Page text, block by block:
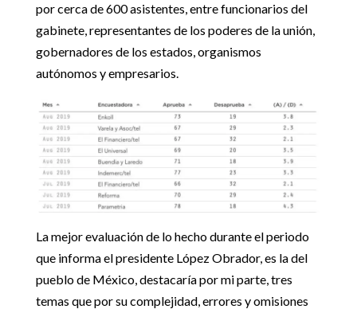
por cerca de 600 asistentes, entre funcionarios del
gabinete, representantes de los poderes de la unión,
gobernadores de los estados, organismos
autónomos y empresarios.
La mejor evaluación de lo hecho durante el periodo
que informa el presidente López Obrador, es la del
pueblo de México, destacaría por mi parte, tres
temas que por su complejidad, errores y omisiones